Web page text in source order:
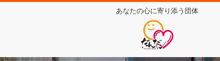
あなたの心に寄り添う団体